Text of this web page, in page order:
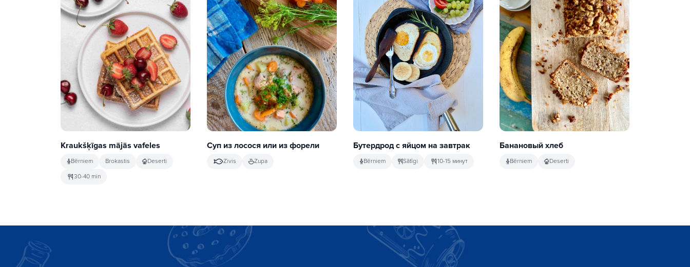
Kraukšķīgas mājās vafeles
Bērniem Brokastis
Deserti
30-40 min
Суп из лосося или из форели
Zivis Zupa
Бутердрод с яйцом на завтрак
Bērniem Sātīgi 10-15 минут
Банановый хлеб
Bērniem Deserti